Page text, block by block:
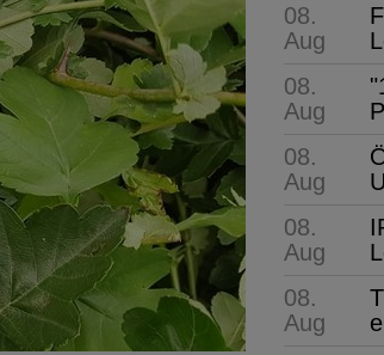
08.
Aug
08.
Aug
08.
Aug
08.
Aug
08.
Aug